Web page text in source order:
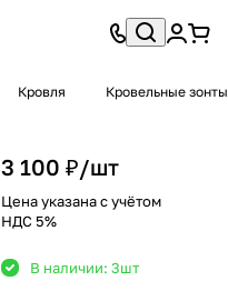
Кровля Кровельные
3 100 ₽/шт
Цена указана с учётом
НДС 5%
В наличии: 3шт